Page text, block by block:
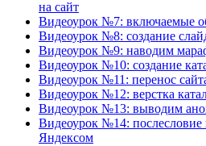
на сайт
Видеоурок №7: включаемые
Видеоурок №8: создание
Видеоурок №9: наводим
Видеоурок №10: создание
Видеоурок №11: перенос
Видеоурок №12: верстка
Видеоурок №13: выводим
Видеоурок №14: послесловие
Яндексом